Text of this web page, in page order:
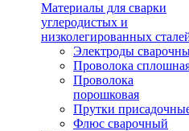
Материалы для сварки
углеродистых и
низколегированных
Электроды
Проволока
Проволока
порошковая
Прутки
Флюс сварочный